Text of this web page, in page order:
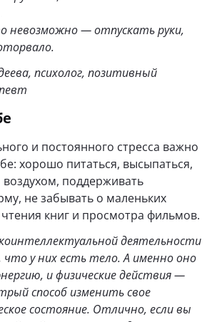
невозможно — отпускать руки,
психолог, позитивный
и постоянного стресса важно
хорошо питаться, высыпаться,
поддерживать
не забывать о маленьких
книг и просмотра фильмов.
деятельности
у них есть тело. А именно оно
и физические действия —
способ изменить свое
состояние. Отлично, если вы